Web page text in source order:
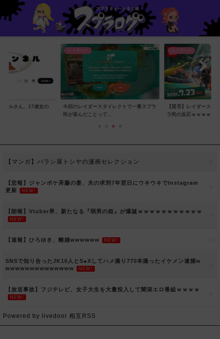
ネルさん、17歳女の
レイダース
今回のレイダースダイレクトで一番スプラ
民が喜んだことって...
レイダース
【賛否】レイダースダ
ラ民の反応ｗｗｗｗ...
【マンガ】バラシ屋トシヤの漫画セレクション
【悲報】ジャンポケ斉藤の妻、夫の求刑7年翌日にウキウキでInstagram
更新
NEW!
【朗報】Vtuber界、新たなる『弱男の姫』が爆誕ｗｗｗｗｗｗｗｗｗｗｗ
NEW!
【速報】ひろゆき、離婚wwwwww NEW!
SNSで知り合ったJK10人とS●Xしてハメ撮り770本撮ったイケメン逮捕w
wwwwwwwwwwwwww
NEW!
【放送事故】フジテレビ、女子大生を大量投入して闇深エロ番組ｗｗｗｗ
NEW!
Powered by livedoor 相互RSS